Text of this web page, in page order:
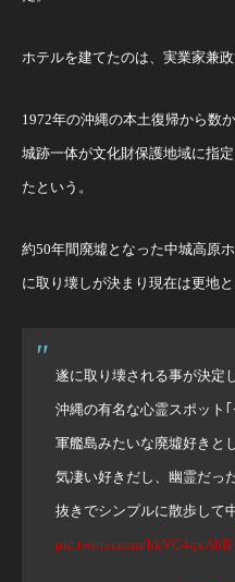
ホテルを建てたのは、実業家兼
1972年の沖縄の本土復帰から数
城跡一体が文化財保護地域に指
たという。
約50年間廃墟となった中城高原
に取り壊しが決まり現在は更地と
遂に取り壊される事が決定
沖縄の有名な心霊スポット
軍艦島みたいな廃墟好きと
気凄い好きだし、幽霊だっ
抜きでシンプルに散歩して
pic.twitter.com/hkVC4qxAbB